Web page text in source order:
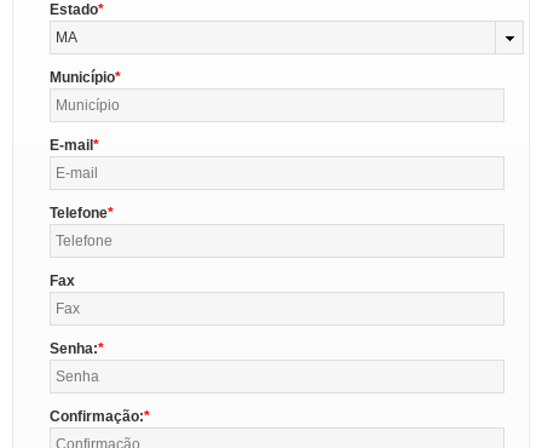
Estado
MA
Município
E-mail
Telefone
Fax
Senha:
Confirmação: